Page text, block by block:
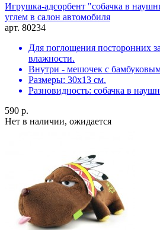
Игрушка-адсорбент "собачка в
углем в салон автомобиля
арт. 80234
Для поглощения посторонних
влажности.
Внутри - мешочек с
Размеры: 30х13 см.
Разновидность: собачка в
590 р.
Нет в наличии, ожидается